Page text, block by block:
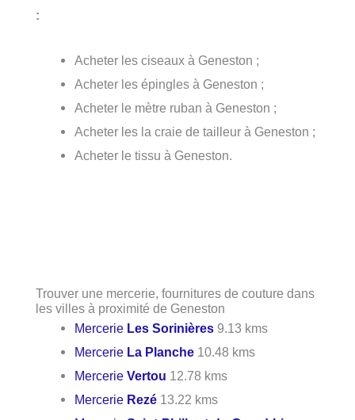
:
Acheter les ciseaux à Geneston ;
Acheter les épingles à Geneston ;
Acheter le mètre ruban à Geneston ;
Acheter les la craie de tailleur à Geneston ;
Acheter le tissu à Geneston.
Trouver une mercerie, fournitures de couture dans
les villes à proximité de Geneston
Mercerie Les Sorinières 9.13 kms
Mercerie La Planche 10.48 kms
MercerieVertou 12.78 kms
Mercerie Rezé 13.22 kms